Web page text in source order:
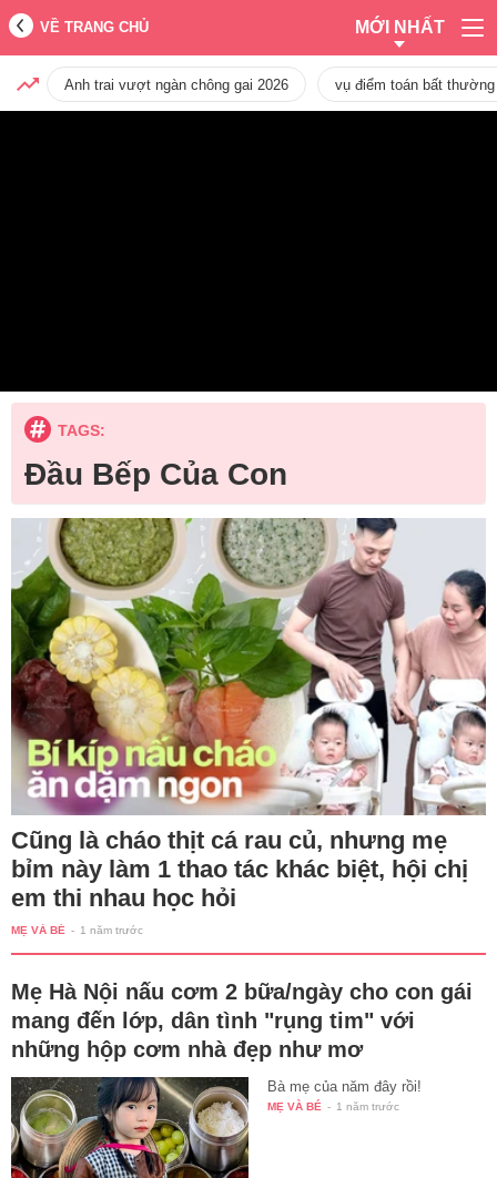
VỀ TRANG CHỦ MỚI NHẤT
Anh trai vượt ngàn chông gai 2026 vụ điểm toán bất
TAGS:
Đầu Bếp Của Con
Cũng là cháo thịt cá rau củ, nhưng mẹ
bỉm này làm 1 thao tác khác biệt, hội chị
em thi nhau học hỏi
MẸ VÀ BÉ - 1 năm trước
Mẹ Hà Nội nấu cơm 2 bữa/ngày cho con gái
mang đến lớp, dân tình "rụng tim" với
những hộp cơm nhà đẹp như mơ
Bà mẹ của năm đây rồi!
MẸ VÀ BÉ - 1 năm trước